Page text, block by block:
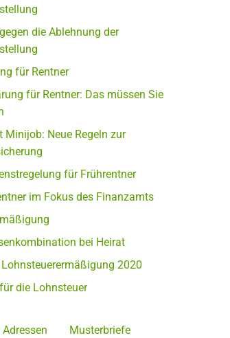
die Ablehnung der
für Rentner
für Rentner: Das müssen Sie
Minijob: Neue Regeln zur
für Frührentner
im Fokus des Finanzamts
bei Heirat
2020
die Lohnsteuer
Musterbriefe